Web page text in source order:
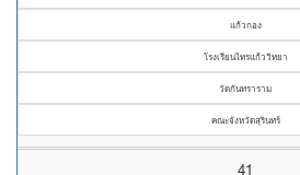
แก้วกอง
โรงเรียนไทรแก้ววิทยา
วัดกันทราราม
คณะจังหวัดสุรินทร์
41